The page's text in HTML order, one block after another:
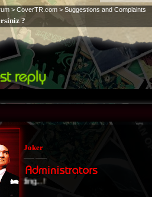
> CoverTR.com > Suggestions and Complaints
?
Joker